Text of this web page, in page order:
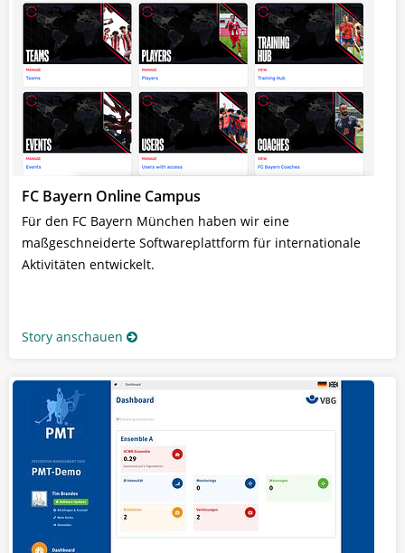
FC Bayern Online Campus
Für den FC Bayern München haben wir eine
maßgeschneiderte Softwareplattform für internationale
Aktivitäten entwickelt.
Story anschauen